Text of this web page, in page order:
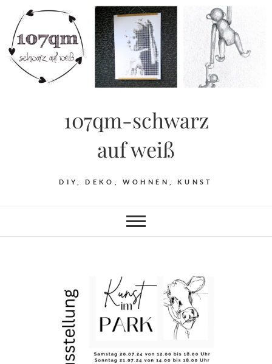
content
107qm-schwarz
auf weiß
DIY, DEKO, WOHNEN, KUNST